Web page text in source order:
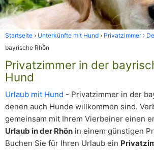
Startseite Unterkünfte mit Hund Privatzimmer
bayrische Rhön
Privatzimmer in der
Hund
Urlaub mit Hund - Privatzimmer in der
denen auch Hunde willkommen sind.
gemeinsam mit Ihrem Vierbeiner einen
Urlaub in der Rhön in einem günstigen
Buchen Sie für Ihren Urlaub ein